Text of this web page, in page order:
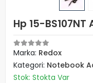
Hp 15-
Marka: Redox
Kategori: Notebook
Stok: Stokta Var